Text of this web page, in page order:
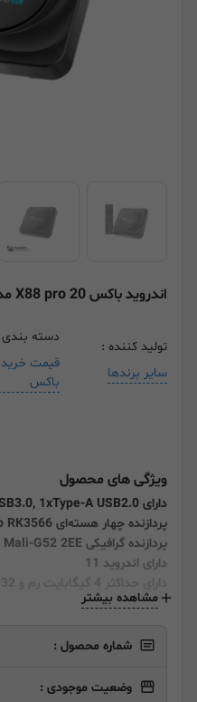
اندروید باکس X88 pro 20 مدل Android box 4/32
تولید کننده :
سایر برندها
دسته
قیمت خرید
باکس
ویژگی های محصول
دارای 1xType-A USB3.0, 1xType-A USB2.0
پردازنده چهار هسته‌ای Rockchip RK3566
پردازنده گرافیکی Mali-G52 2EE
دارای اندروید 11
مشاهده بیشتر
شماره محصول :
وضعیت موجودی :